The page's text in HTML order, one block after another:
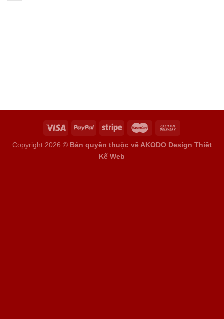
Copyright 2026 © Bản quyền thuộc về AKODO Design Thiết
Kế Web